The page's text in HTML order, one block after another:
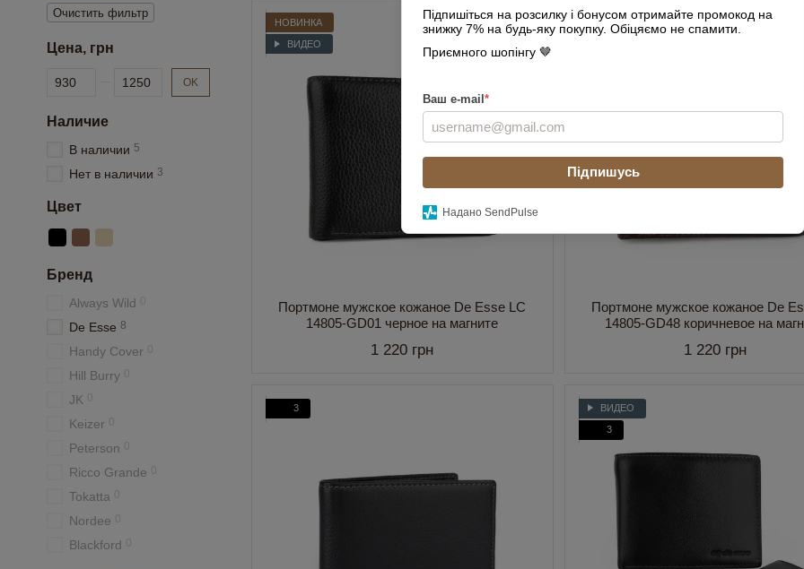
Підпишіться на розсилку і бонусом отримайте промокод на
знижку 7% на будь-яку покупку. Обіцяємо не спамити.
Приємного шопінгу 🤎
Ваш e-mail *
Підпишусь
Надано SendPulse
НОВИНКА
ВИДЕО
Портмоне мужское кожаное De Esse LC
14805-GD01 черное на магните
1 220 грн
НОВИНКА
Портмоне мужское кожаное De
14805-GD48 коричневое на
1 220 грн
3
ВИДЕО
3
Очистить фильтр
Цена, грн
От Цена, грн
До Цена, грн OK
Наличие
В наличии 5
Нет в наличии 3
Цвет
Бренд
Always Wild
De Esse 8
Handy Cover
Hill Burry
JK
Keizer
Peterson
Ricco Grande
Tokatta
Nordee
Blackford